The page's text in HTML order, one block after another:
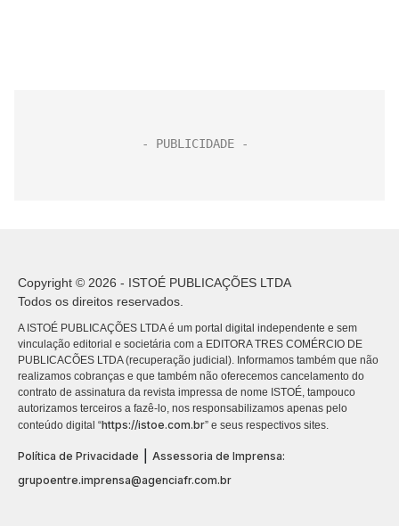
Copyright © 2026 - ISTOÉ PUBLICAÇÕES LTDA
Todos os direitos reservados.
A ISTOÉ PUBLICAÇÕES LTDA é um portal digital independente e sem
vinculação editorial e societária com a EDITORA TRES COMÉRCIO DE
PUBLICACÕES LTDA (recuperação judicial). Informamos também que não
realizamos cobranças e que também não oferecemos cancelamento do
contrato de assinatura da revista impressa de nome ISTOÉ, tampouco
autorizamos terceiros a fazê-lo, nos responsabilizamos apenas pelo
conteúdo digital “https://istoe.com.br” e seus respectivos sites.
Política de Privacidade
Assessoria de Imprensa:
grupoentre.imprensa@agenciafr.com.br